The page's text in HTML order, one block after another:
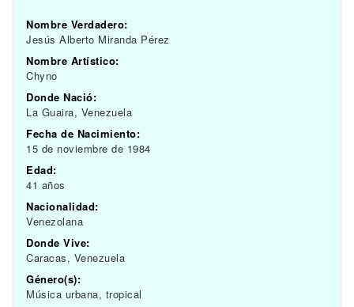
Nombre Verdadero:
Jesús Alberto Miranda Pérez
Nombre Artístico:
Chyno
Donde Nació:
La Guaira, Venezuela
Fecha de Nacimiento:
15 de noviembre de 1984
Edad:
41 años
Nacionalidad:
Venezolana
Donde Vive:
Caracas, Venezuela
Género(s):
Música urbana, tropical